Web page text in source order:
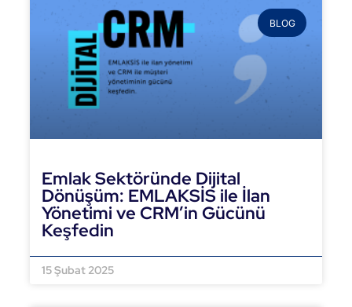
BLOG
Emlak Sektöründe Dijital
Dönüşüm: EMLAKSİS ile İlan
Yönetimi ve CRM’in Gücünü
Keşfedin
15 Şubat 2025